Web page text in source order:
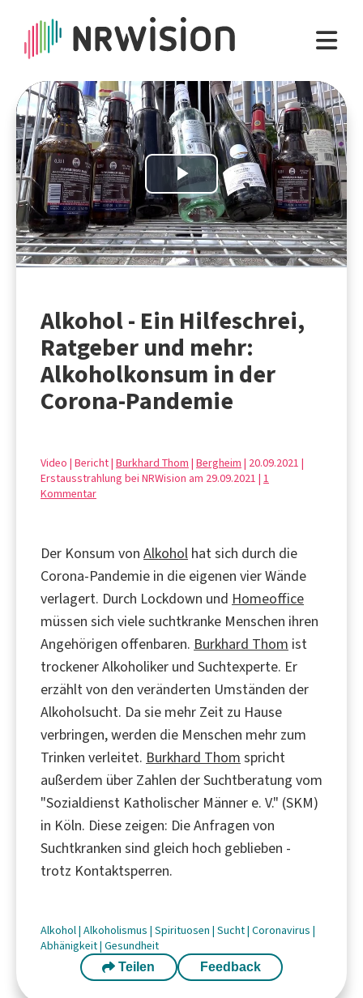
Play
Video
Alkohol - Ein Hilfeschrei,
Ratgeber und mehr:
Alkoholkonsum in der
Corona-Pandemie
Video | Bericht | Burkhard Thom | Bergheim | 20.09.2021 |
Erstausstrahlung bei NRWision am 29.09.2021 | 1
Kommentar
Der Konsum von Alkohol hat sich durch die
Corona-Pandemie in die eigenen vier Wände
verlagert. Durch Lockdown und Homeoffice
müssen sich viele suchtkranke Menschen ihren
Angehörigen offenbaren. Burkhard Thom ist
trockener Alkoholiker und Suchtexperte. Er
erzählt von den veränderten Umständen der
Alkoholsucht. Da sie mehr Zeit zu Hause
verbringen, werden die Menschen mehr zum
Trinken verleitet. Burkhard Thom spricht
außerdem über Zahlen der Suchtberatung vom
"Sozialdienst Katholischer Männer e. V." (SKM)
in Köln. Diese zeigen: Die Anfragen von
Suchtkranken sind gleich hoch geblieben -
trotz Kontaktsperren.
Alkohol| Alkoholismus | Spirituosen | Sucht| Coronavirus |
Abhänigkeit| Gesundheit
Teilen Feedback